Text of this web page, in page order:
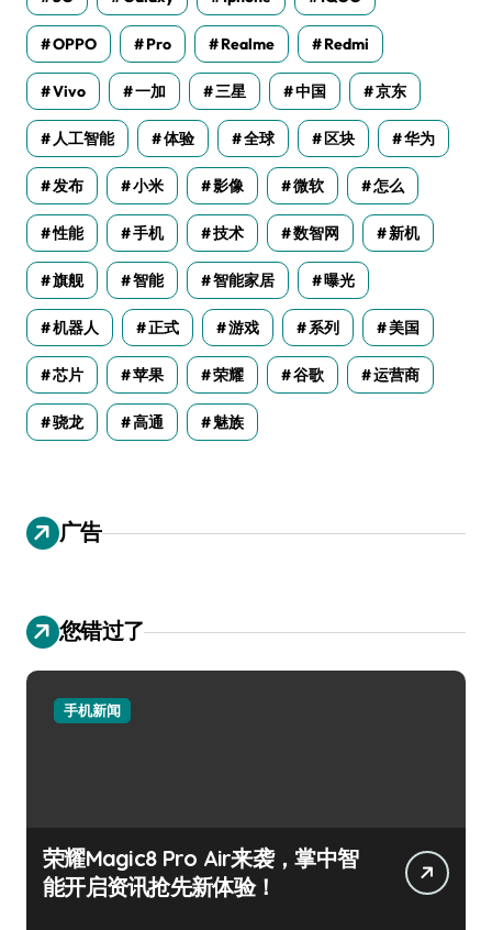
OPPO Pro Realme Redmi
Vivo 一加 三星 中国 京东
人工智能 体验 全球 区块 华为
发布 小米 影像 微软 怎么
性能 手机 技术 数智网 新机
旗舰 智能 智能家居 曝光
机器人 正式 游戏 系列 美国
芯片 苹果 荣耀 谷歌 运营商
骁龙 高通 魅族
广告
您错过了
手机新闻
荣耀Magic8 Pro Air来袭，掌中智
能开启资讯抢先新体验！